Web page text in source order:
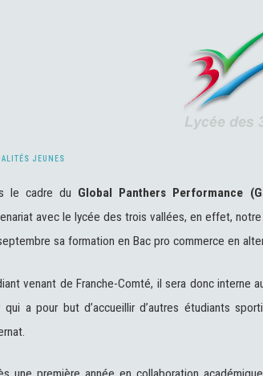
CONTACT
JEUNES
le cadre du Global Panthers Performance
avec le lycée des trois vallées, en effet,
sa formation en Bac pro commerce en
venant de Franche-Comté, il sera donc interne
qui a pour but d’accueillir d’autres étudiants